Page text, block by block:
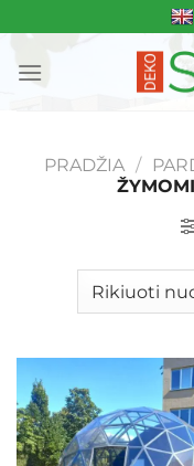
to
content
PRADŽIA /